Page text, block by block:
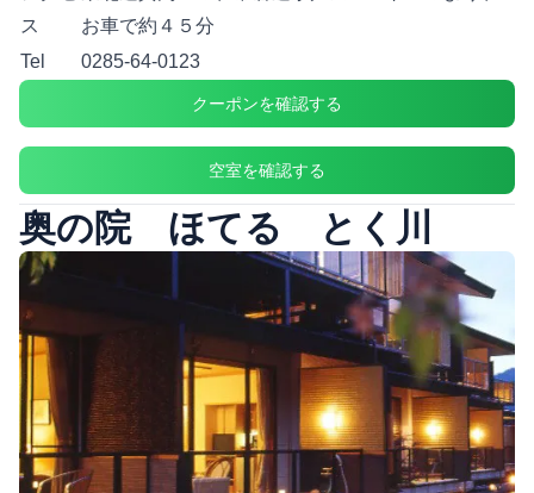
ス
お車で約４５分
Tel
0285-64-0123
クーポンを確認する
空室を確認する
奥の院 ほてる とく川